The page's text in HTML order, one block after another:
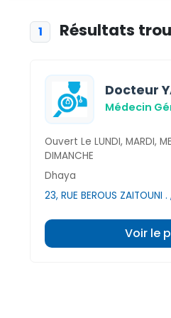
1 Résultats
Docteur
Médecin
Ouvert Le LUNDI, MARDI,
DIMANCHE
Dhaya
23, RUE BEROUS ZAITOUNI
Voir le